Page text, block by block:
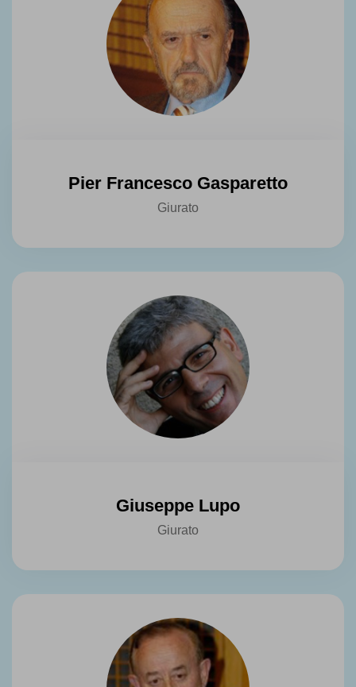
Pier Francesco Gasparetto
Giurato
Giuseppe Lupo
Giurato